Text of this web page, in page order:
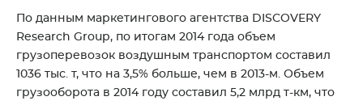
По данным маркетингового агентства DISCOVERY
Research Group, по итогам 2014 года объем
грузоперевозок воздушным транспортом составил
1036 тыс. т, что на 3,5% больше, чем в 2013-м. Объем
грузооборота в 2014 году составил 5,2 млрд т-км, что